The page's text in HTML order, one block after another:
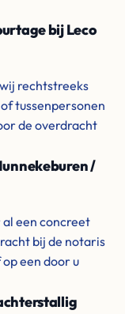
bij Leco
rechtstreeks
tussenpersonen
de overdracht
/
al een concreet
bij de notaris
een door u